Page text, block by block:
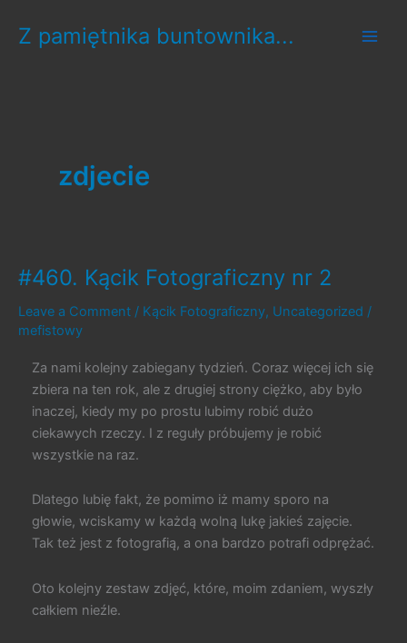
content
Z pamiętnika buntownika...
zdjecie
#460. Kącik Fotograficzny nr 2
Leave a Comment / Kącik Fotograficzny, Uncategorized /
mefistowy
Za nami kolejny zabiegany tydzień. Coraz więcej ich się
zbiera na ten rok, ale z drugiej strony ciężko, aby było
inaczej, kiedy my po prostu lubimy robić dużo
ciekawych rzeczy. I z reguły próbujemy je robić
wszystkie na raz.
Dlatego lubię fakt, że pomimo iż mamy sporo na
głowie, wciskamy w każdą wolną lukę jakieś zajęcie.
Tak też jest z fotografią, a ona bardzo potrafi odprężać.
Oto kolejny zestaw zdjęć, które, moim zdaniem, wyszły
całkiem nieźle.